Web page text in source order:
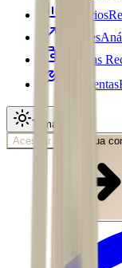
Relatórios
Análises
Carteiras
Ferramentas
Tema
Acessar
Abra sua